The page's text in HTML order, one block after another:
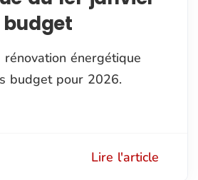
énergétique
budget pour 2026.
Lire l'article